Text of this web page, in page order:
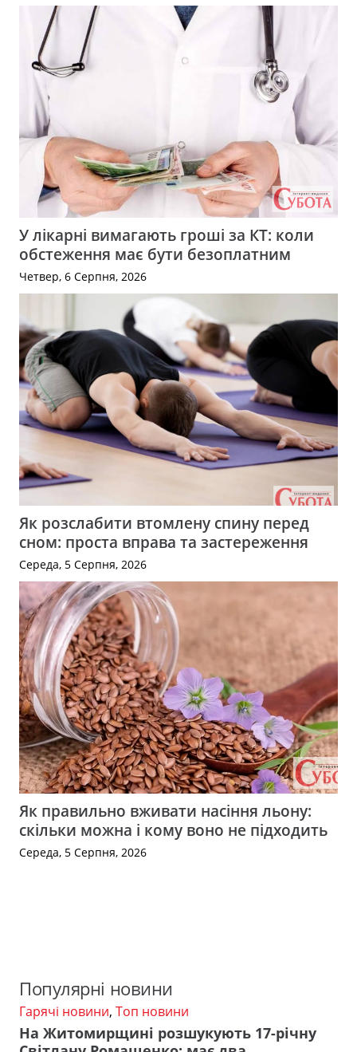
У лікарні вимагають гроші за КТ: коли
обстеження має бути безоплатним
Четвер, 6 Серпня, 2026
Як розслабити втомлену спину перед
сном: проста вправа та застереження
Середа, 5 Серпня, 2026
Як правильно вживати насіння льону:
скільки можна і кому воно не підходить
Середа, 5 Серпня, 2026
Популярні новини
Гарячі новини, Топ новини
На Житомирщині розшукують 17-річну